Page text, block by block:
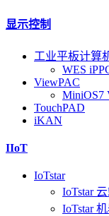
显示控制
工业平板计算
WES
ViewPAC
MiniOS7
TouchPAD
iKAN
IIoT
IoTstar
IoTstar
IoTstar